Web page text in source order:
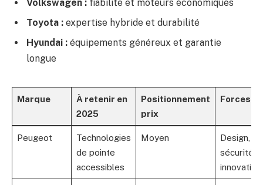
Volkswagen : fiabilité et moteurs économiques
Toyota : expertise hybride et durabilité
Hyundai : équipements généreux et garantie
longue
Marque
À retenir en
2025
Positionnement
prix
Forces
Peugeot
Technologies
de pointe
accessibles
Moyen
Design,
sécurité,
innovation